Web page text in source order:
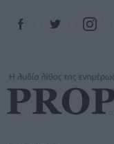
Instagram